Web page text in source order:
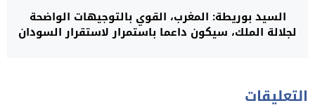
السيد بوريطة: المغرب، القوي بالتوجيهات الواضحة
لجلالة الملك، سيكون داعما باستمرار لاستقرار السودان
التعليقات